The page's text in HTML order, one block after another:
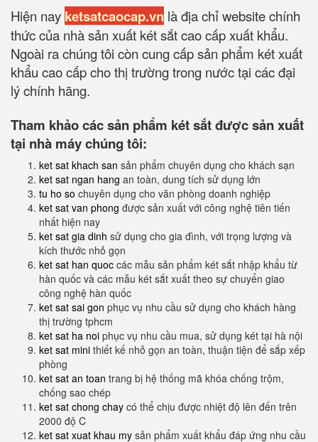
Hiện nay ketsatcaocap.vn là địa chỉ website chính
thức của nhà sản xuất két sắt cao cấp xuất khẩu.
Ngoài ra chúng tôi còn cung cấp sản phẩm két xuất
khẩu cao cấp cho thị trường trong nước tại các đại
lý chính hãng.
Tham khảo các sản phẩm két sắt được sản xuất
tại nhà máy chúng tôi:
ket sat khach san sản phẩm chuyên dụng cho khách sạn
ket sat ngan hang an toàn, dung tích sử dụng lớn
tu ho so chuyên dụng cho văn phòng doanh nghiệp
ket sat van phong được sản xuất với công nghệ tiên tiến
nhất hiện nay
ket sat gia dinh sử dụng cho gia đình, với trọng lượng và
kích thước nhỏ gọn
ket sat han quoc các mẫu sản phẩm két sắt nhập khẩu từ
hàn quốc và các mẫu két sắt xuất theo sự chuyển giao
công nghệ hàn quốc
ket sat sai gon phục vụ nhu cầu sử dụng cho khách hàng
thị trường tphcm
ket sat ha noi phục vụ nhu cầu mua, sử dụng két tại hà nội
ket sat mini thiết kế nhỏ gọn an toàn, thuận tiện để sắp xếp
phòng
ket sat an toan trang bị hệ thống mã khóa chống trộm,
chống sao chép
ket sat chong chay có thể chịu được nhiệt độ lên đến trên
2000 độ C
ket sat xuat khau my sản phẩm xuất khẩu đáp ứng nhu cầu